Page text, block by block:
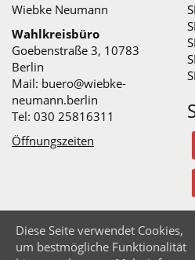
Wiebke Neumann
Wahlkreisbüro
Goebenstraße 3, 10783
Berlin
Mail: buero@wiebke-
neumann.berlin
Tel: 030 25816311
Öffnungszeiten
© Wiebke
Startseite
Impressum
Diese Seite verwendet Cookies,
um bestmögliche Funktionalität